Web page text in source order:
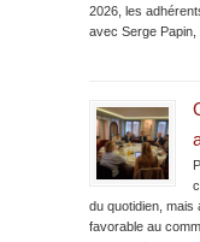
2026, les
avec Serge Papin,
du quotidien, mais
favorable au